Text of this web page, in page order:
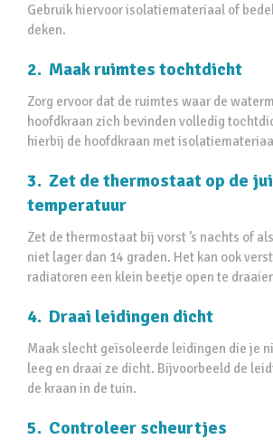
Gebruik hiervoor isolatiemateriaal of
deken.
2. Maak ruimtes tochtdicht
Zorg ervoor dat de ruimtes waar de
hoofdkraan zich bevinden volledig
hierbij de hoofdkraan met
3. Zet de thermostaat op de
temperatuur
Zet de thermostaat bij vorst ’s nachts of
niet lager dan 14 graden. Het kan ook
radiatoren een klein beetje open te
4. Draai leidingen dicht
Maak slecht geïsoleerde leidingen die je
leeg en draai ze dicht. Bijvoorbeeld de
de kraan in de tuin.
5. Controleer scheurtjes